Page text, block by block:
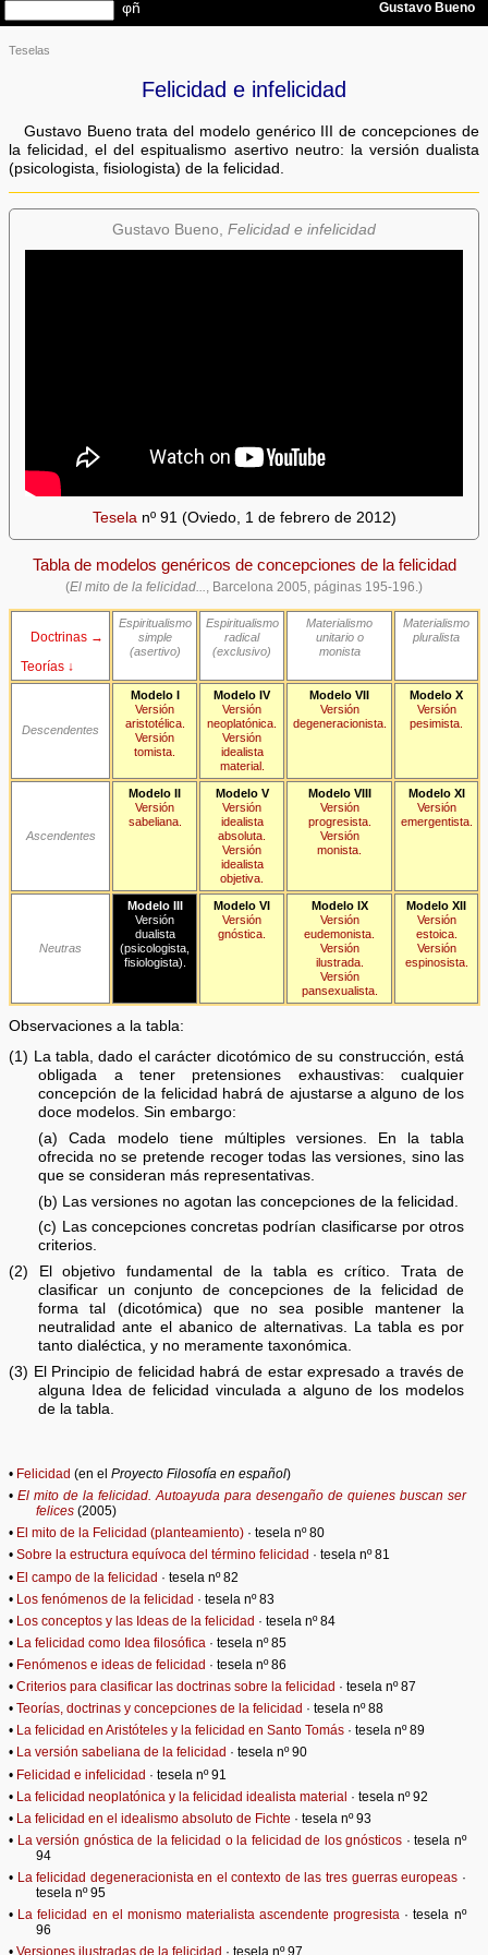
Teselas
Felicidad e infelicidad
Gustavo Bueno trata del modelo genérico III de concepciones de
la felicidad, el del espitualismo asertivo neutro: la versión dualista
(psicologista, fisiologista) de la felicidad.
Gustavo Bueno, Felicidad e infelicidad
Tesela nº 91 (Oviedo, 1 de febrero de 2012)
Tabla de modelos genéricos de concepciones de la felicidad
(El mito de la felicidad..., Barcelona 2005, páginas 195-196.)
Doctrinas →
Teorías ↓
Espiritualismo
simple
(asertivo)
Espiritualismo
radical
(exclusivo)
Materialismo
unitario o
monista
Materialismo
pluralista
Descendentes
Modelo I
Versión
aristotélica.
Versión
tomista.
Modelo IV
Versión
neoplatónica.
Versión
idealista
material.
Modelo VII
Versión
degeneracionista.
Modelo X
Versión
pesimista.
Ascendentes
Modelo II
Versión
sabeliana.
Modelo V
Versión
idealista
absoluta.
Versión
idealista
objetiva.
Modelo VIII
Versión
progresista.
Versión
monista.
Modelo XI
Versión
emergentista.
Neutras
Modelo III
Versión
dualista
(psicologista,
fisiologista).
Modelo VI
Versión
gnóstica.
Modelo IX
Versión
eudemonista.
Versión
ilustrada.
Versión
pansexualista.
Modelo XII
Versión
estoica.
Versión
espinosista.
Observaciones a la tabla:
(1) La tabla, dado el carácter dicotómico de su construcción, está
obligada a tener pretensiones exhaustivas: cualquier
concepción de la felicidad habrá de ajustarse a alguno de los
doce modelos. Sin embargo:
(a) Cada modelo tiene múltiples versiones. En la tabla
ofrecida no se pretende recoger todas las versiones, sino las
que se consideran más representativas.
(b) Las versiones no agotan las concepciones de la felicidad.
(c) Las concepciones concretas podrían clasificarse por otros
criterios.
(2) El objetivo fundamental de la tabla es crítico. Trata de
clasificar un conjunto de concepciones de la felicidad de
forma tal (dicotómica) que no sea posible mantener la
neutralidad ante el abanico de alternativas. La tabla es por
tanto dialéctica, y no meramente taxonómica.
(3) El Principio de felicidad habrá de estar expresado a través de
alguna Idea de felicidad vinculada a alguno de los modelos
de la tabla.
• Felicidad (en elProyecto Filosofía en español)
•El mito de la felicidad. Autoayuda para desengaño de quienes buscan ser
felices(2005)
• El mito de la Felicidad (planteamiento) · tesela nº 80
•Sobre la estructura equívoca del término felicidad · tesela nº 81
• El campo de la felicidad · tesela nº 82
• Los fenómenos de la felicidad · tesela nº 83
• Los conceptos y las Ideas de la felicidad · tesela nº 84
• La felicidad como Idea filosófica · tesela nº 85
• Fenómenos e ideas de felicidad · tesela nº 86
•Criterios para clasificar las doctrinas sobre la felicidad · tesela nº 87
•Teorías, doctrinas y concepciones de la felicidad · tesela nº 88
• La felicidad en Aristóteles y la felicidad en Santo Tomás · tesela nº 89
• La versión sabeliana de la felicidad · tesela nº 90
• Felicidad e infelicidad · tesela nº 91
• La felicidad neoplatónica y la felicidad idealista material · tesela nº 92
• La felicidad en el idealismo absoluto de Fichte · tesela nº 93
• La versión gnóstica de la felicidad o la felicidad de los gnósticos · tesela nº
94
• La felicidad degeneracionista en el contexto de las tres guerras europeas ·
tesela nº 95
• La felicidad en el monismo materialista ascendente progresista · tesela nº
96
•Versiones ilustradas de la felicidad · tesela nº 97